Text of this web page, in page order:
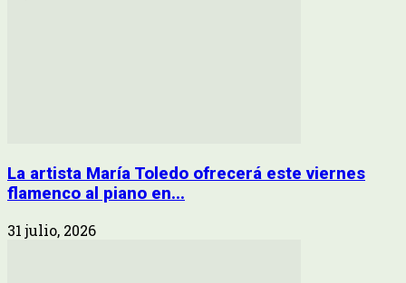
La artista María Toledo ofrecerá este viernes
flamenco al piano en...
31 julio, 2026